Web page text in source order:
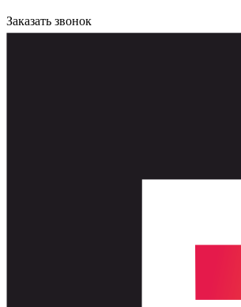
Заказать звонок